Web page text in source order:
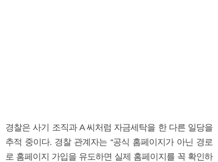
경찰은 사기 조직과 A 씨처럼 자금세탁을 한 다른 일당을
추적 중이다. 경찰 관계자는 “공식 홈페이지가 아닌 경로
로 홈페이지 가입을 유도하면 실제 홈페이지를 꼭 확인하